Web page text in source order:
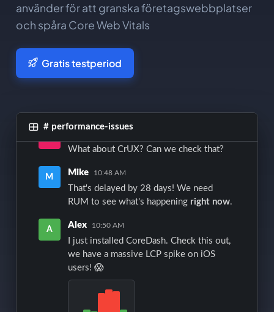
använder för att granska företagswebbplatser
och spåra Core Web Vitals
Gratis testperiod
# performance-issues
S
Guys, marketing is complaining about
slow load times again. Lighthouse score
Mike 10:45 AM
Lighthouse is just lab data. It doesn't
What about CrUX? Can we check that?
M Mike 10:48 AM
That's delayed by 28 days! We need
RUM to see what's happening right now.
A Alex 10:50 AM
I just installed CoreDash. Check this out,
we have a massive LCP spike on iOS
users! 😱